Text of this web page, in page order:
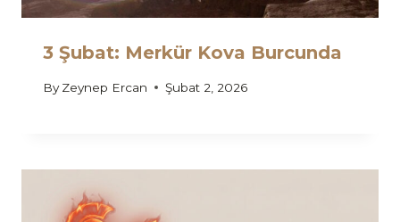
3 Şubat: Merkür Kova Burcunda
By Zeynep Ercan Şubat 2, 2026